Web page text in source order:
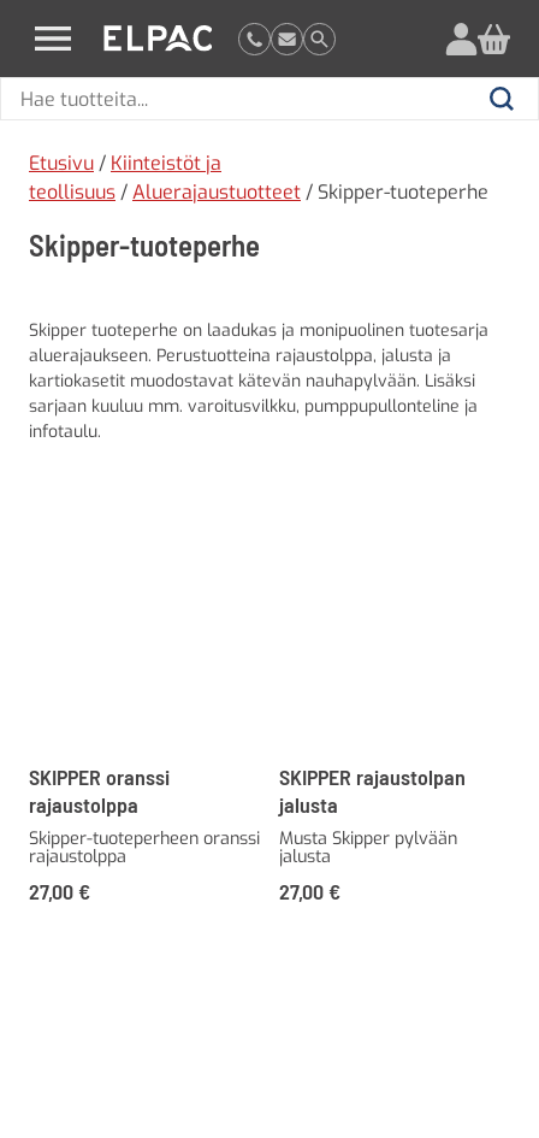
elpac.fi
Hae
Hae
Etusivu / Kiinteistöt ja
teollisuus /Aluerajaustuotteet / Skipper-tuoteperhe
Skipper-tuoteperhe
Skipper tuoteperhe on laadukas ja monipuolinen tuotesarja
aluerajaukseen. Perustuotteina rajaustolppa, jalusta ja
kartiokasetit muodostavat kätevän nauhapylvään. Lisäksi
sarjaan kuuluu mm. varoitusvilkku, pumppupullonteline ja
infotaulu.
SKIPPER oranssi
rajaustolppa
Skipper-tuoteperheen oranssi
rajaustolppa
27,00 €
SKIPPER rajaustolpan
jalusta
Musta Skipper pylvään
jalusta
27,00 €